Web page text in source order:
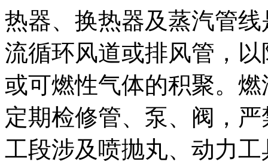
热器、换热器及蒸汽管
流循环风道或排风管，
或可燃性气体的积聚。
定期检修管、泵、阀，
工段涉及喷抛丸、动力